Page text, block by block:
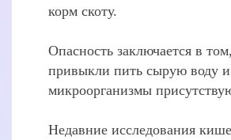
корм скоту.
Опасность заключается в
привыкли пить сырую воду
микроорганизмы
Недавние исследования